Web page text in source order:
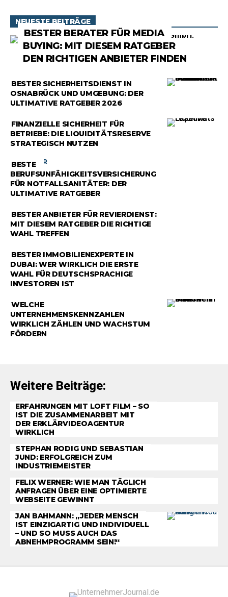
NEUESTE BEITRÄGE
BESTER BERATER FÜR MEDIA
BUYING: MIT DIESEM RATGEBER
DEN RICHTIGEN ANBIETER FINDEN
RATGEBER
BESTER SICHERHEITSDIENST IN
OSNABRÜCK UND UMGEBUNG: DER
ULTIMATIVE RATGEBER 2026
RATGEBER
FINANZIELLE SICHERHEIT FÜR
BETRIEBE: DIE LIQUIDITÄTSRESERVE
STRATEGISCH NUTZEN
RATGEBER
BESTE
BERUFSUNFÄHIGKEITSVERSICHERUNG
FÜR NOTFALLSANITÄTER: DER
ULTIMATIVE RATGEBER
RATGEBER
BESTER ANBIETER FÜR REVIERDIENST:
MIT DIESEM RATGEBER DIE RICHTIGE
WAHL TREFFEN
RATGEBER
BESTER IMMOBILIENEXPERTE IN
DUBAI: WER WIRKLICH DIE ERSTE
WAHL FÜR DEUTSCHSPRACHIGE
INVESTOREN IST
RATGEBER
WELCHE
UNTERNEHMENSKENNZAHLEN
WIRKLICH ZÄHLEN UND WACHSTUM
FÖRDERN
Weitere Beiträge:
ERFAHRUNGEN MIT LOFT FILM – SO
IST DIE ZUSAMMENARBEIT MIT
DER ERKLÄRVIDEOAGENTUR
WIRKLICH
STEPHAN RODIG UND SEBASTIAN
JUND: ERFOLGREICH ZUM
INDUSTRIEMEISTER
FELIX WERNER: WIE MAN TÄGLICH
ANFRAGEN ÜBER EINE OPTIMIERTE
WEBSEITE GEWINNT
JAN BAHMANN: „JEDER MENSCH
IST EINZIGARTIG UND INDIVIDUELL
– UND SO MUSS AUCH DAS
ABNEHMPROGRAMM SEIN!“